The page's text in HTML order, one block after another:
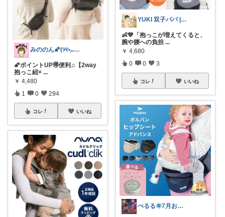
みののん🌠(୨୧•͈ᴗ•͈)感謝♡
🌠ポイントUP🉐便利♫【2way
抱っこ紐× ...
￥ 4,480
1 0 294
コレ いいね
YUKI 双子パパ | 育児×便利グッズ
👶💙「抱っこが増えてくると、
腕や腰への負担 ...
￥ 4,680
0 0 3
コレ いいね
ぺるる🌞7月お疲れ様でした😊